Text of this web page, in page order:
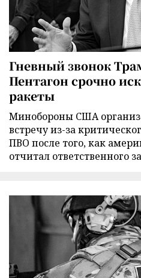
Гневный звонок
Пентагон срочно
ракеты
Минобороны США
встречу из-за
ПВО после того, как
отчитал ответственного